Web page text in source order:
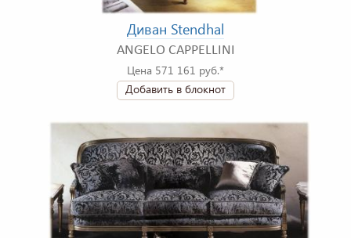
Диван Stendhal
ANGELO CAPPELLINI
Цена 571 161 руб.*
Добавить в блокнот